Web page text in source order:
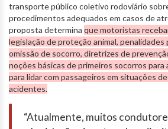
transporte público coletivo rodoviário
procedimentos adequados em casos de
proposta determina que motoristas
legislação de proteção animal,
omissão de socorro, diretrizes de
noções básicas de primeiros socorros para
para lidar com passageiros em situações
acidentes.
“Atualmente, muitos